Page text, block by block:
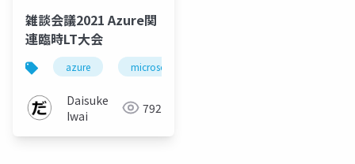
雑談会議2021 Azure関
連臨時LT大会
azure microsoft
Daisuke
Iwai
792